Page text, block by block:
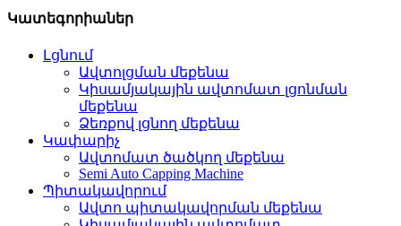
Կատեգորիաներ
Լցնում
Ավտոլցման մեքենա
Կիսամյակային ավտոմատ լցոնման
մեքենա
Ձեռքով լցնող մեքենա
Կափարիչ
Ավտոմատ ծածկող մեքենա
Semi Auto Capping Machine
Պիտակավորում
Ավտո պիտակավորման մեքենա